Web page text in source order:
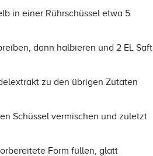
in einer Rührschüssel etwa 5
dann halbieren und 2 EL Saft
zu den übrigen Zutaten
Schüssel vermischen und zuletzt
Form füllen, glatt